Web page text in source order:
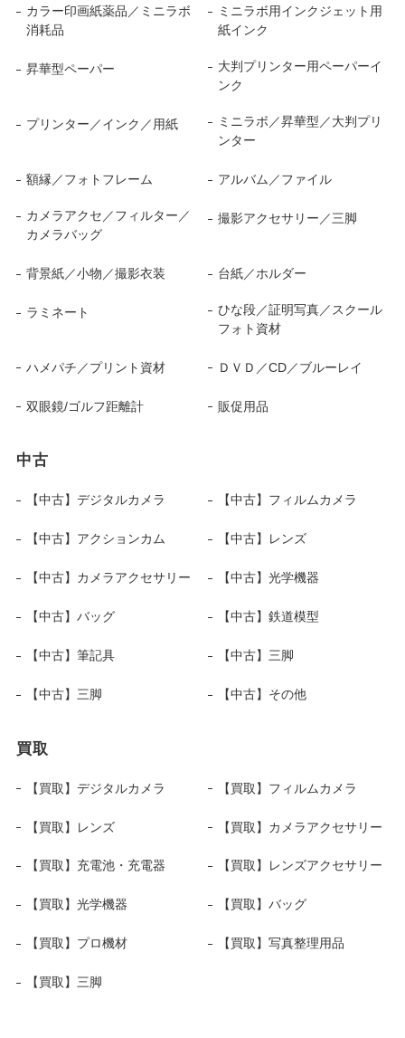
カラー印画紙薬品／ミニラボ
消耗品
ミニラボ用インクジェット用
紙インク
昇華型ペーパー
大判プリンター用ペーパーイ
ンク
プリンター／インク／用紙
ミニラボ／昇華型／大判プリ
ンター
額縁／フォトフレーム アルバム／ファイル
カメラアクセ／フィルター／
カメラバッグ
撮影アクセサリー／三脚
背景紙／小物／撮影衣装 台紙／ホルダー
ラミネート
ひな段／証明写真／スクール
フォト資材
ハメパチ／プリント資材 ＤＶＤ／CD／ブルーレイ
双眼鏡/ゴルフ距離計 販促用品
中古
【中古】デジタルカメラ 【中古】フィルムカメラ
【中古】アクションカム 【中古】レンズ
【中古】カメラアクセサリー 【中古】光学機器
【中古】バッグ 【中古】鉄道模型
【中古】筆記具 【中古】三脚
【中古】三脚 【中古】その他
買取
【買取】デジタルカメラ 【買取】フィルムカメラ
【買取】レンズ 【買取】カメラアクセサリー
【買取】充電池・充電器 【買取】レンズアクセサリー
【買取】光学機器 【買取】バッグ
【買取】プロ機材 【買取】写真整理用品
【買取】三脚